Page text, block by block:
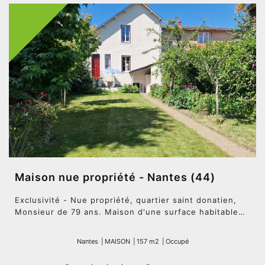
Maison nue propriété - Nantes (44)
Exclusivité - Nue propriété, quartier saint donatien,
Monsieur de 79 ans. Maison d'une surface habitable
jardin. Au rez de chaussée : un hall d'entrée, un
séjour salon, une cuisine, un wc. Etage : trois
Nantes MAISON 157 m2 Occupé